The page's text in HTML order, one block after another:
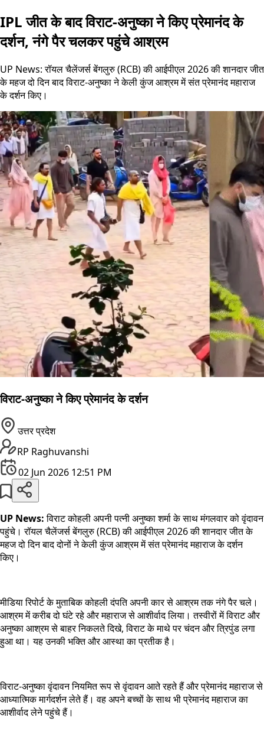
IPL जीत के बाद विराट-अनुष्का ने किए प्रेमानंद के
दर्शन, नंगे पैर चलकर पहुंचे आश्रम
UP News: रॉयल चैलेंजर्स बेंगलुरु (RCB) की आईपीएल 2026 की शानदार जीत
के महज दो दिन बाद विराट-अनुष्का ने केली कुंज आश्रम में संत प्रेमानंद महाराज
के दर्शन किए।
विराट-अनुष्का ने किए प्रेमानंद के दर्शन
उत्तर प्रदेश
RP Raghuvanshi
02 Jun 2026 12:51 PM
UP News:विराट कोहली अपनी पत्नी अनुष्का शर्मा के साथ मंगलवार को वृंदावन
पहुंचे। रॉयल चैलेंजर्स बेंगलुरु (RCB) की आईपीएल 2026 की शानदार जीत के
महज दो दिन बाद दोनों ने केली कुंज आश्रम में संत प्रेमानंद महाराज के दर्शन
किए।
मीडिया रिपोर्ट के मुताबिक कोहली दंपति अपनी कार से आश्रम तक नंगे पैर चले।
आश्रम में करीब दो घंटे रहे और महाराज से आशीर्वाद लिया। तस्वीरों में विराट और
अनुष्का आश्रम से बाहर निकलते दिखे, विराट के माथे पर चंदन और त्रिपुंड लगा
हुआ था। यह उनकी भक्ति और आस्था का प्रतीक है।
विराट-अनुष्का वृंदावन नियमित रूप से वृंदावन आते रहते हैं और प्रेमानंद महाराज से
आध्यात्मिक मार्गदर्शन लेते हैं। वह अपने बच्चों के साथ भी प्रेमानंद महाराज का
आशीर्वाद लेने पहुंचे हैं।